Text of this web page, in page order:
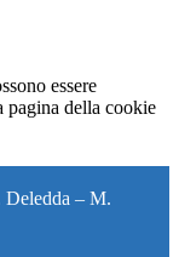
essere
pagina della cookie
Deledda – M.